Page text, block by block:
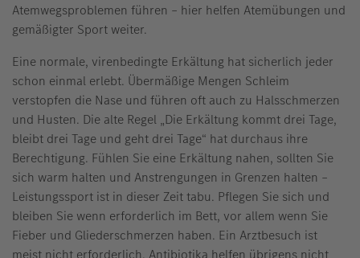
Atemwegsproblemen führen – hier helfen Atemübungen und
gemäßigter Sport weiter.
Eine normale, virenbedingte Erkältung hat sicherlich jeder
schon einmal erlebt. Übermäßige Mengen Schleim
verstopfen die Nase und führen oft auch zu Halsschmerzen
und Husten. Die alte Regel „Die Erkältung kommt drei Tage,
bleibt drei Tage und geht drei Tage“ hat durchaus ihre
Berechtigung. Fühlen Sie eine Erkältung nahen, sollten Sie
sich warm halten und Anstrengungen in Grenzen halten –
Leistungssport ist in dieser Zeit tabu. Pflegen Sie sich und
bleiben Sie wenn erforderlich im Bett, vor allem wenn Sie
Fieber und Gliederschmerzen haben. Ein Arztbesuch ist
meist nicht erforderlich. Antibiotika helfen übrigens nicht